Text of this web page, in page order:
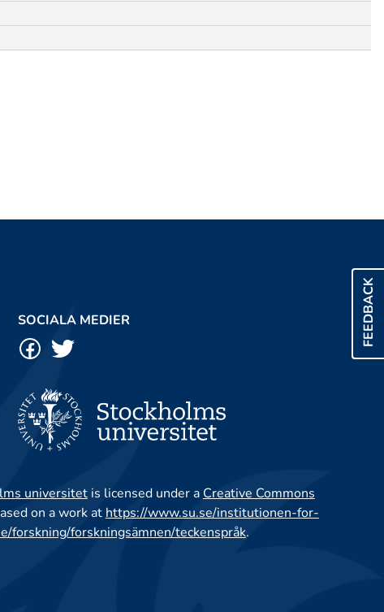
FEEDBACK
SOCIALA MEDIER
universitetis licensed under a Creative Commons
on a work at https://www.su.se/institutionen-for-
forskning/forskningsämnen/teckenspråk.